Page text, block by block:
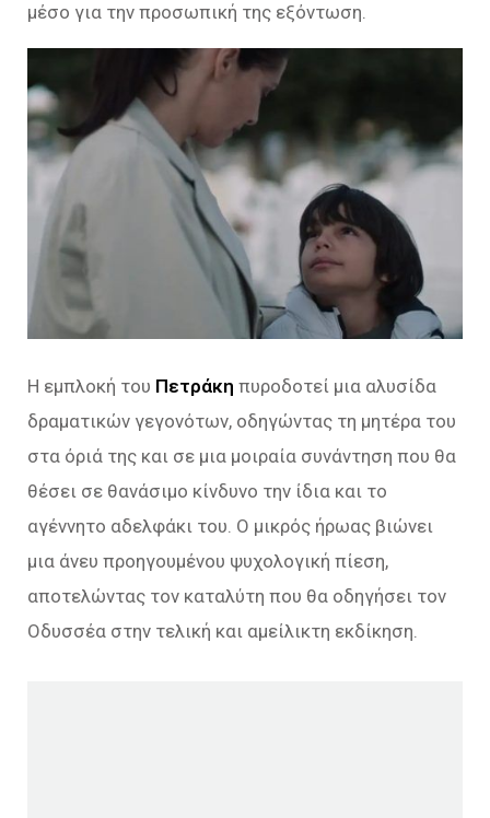
μέσο για την προσωπική της εξόντωση.
Η εμπλοκή του Πετράκη πυροδοτεί μια αλυσίδα
δραματικών γεγονότων, οδηγώντας τη μητέρα του
στα όριά της και σε μια μοιραία συνάντηση που θα
θέσει σε θανάσιμο κίνδυνο την ίδια και το
αγέννητο αδελφάκι του. Ο μικρός ήρωας βιώνει
μια άνευ προηγουμένου ψυχολογική πίεση,
αποτελώντας τον καταλύτη που θα οδηγήσει τον
Οδυσσέα στην τελική και αμείλικτη εκδίκηση.